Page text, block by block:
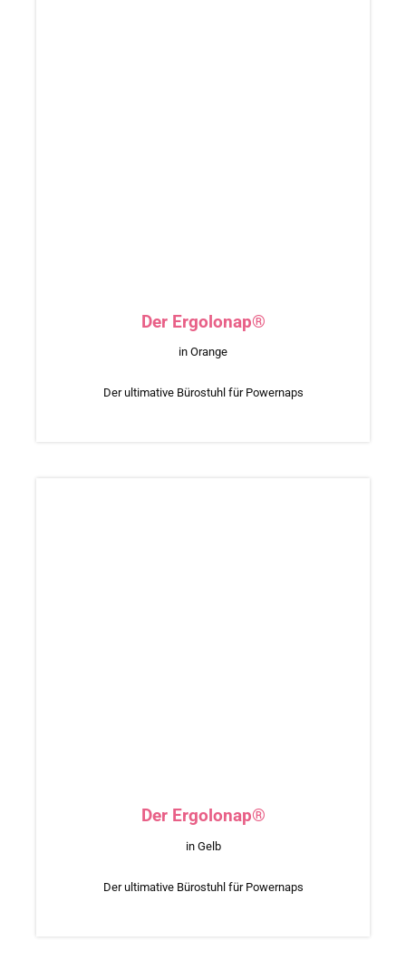
Der Ergolonap®
in Orange
Der ultimative Bürostuhl für Powernaps
Der Ergolonap®
in Gelb
Der ultimative Bürostuhl für Powernaps